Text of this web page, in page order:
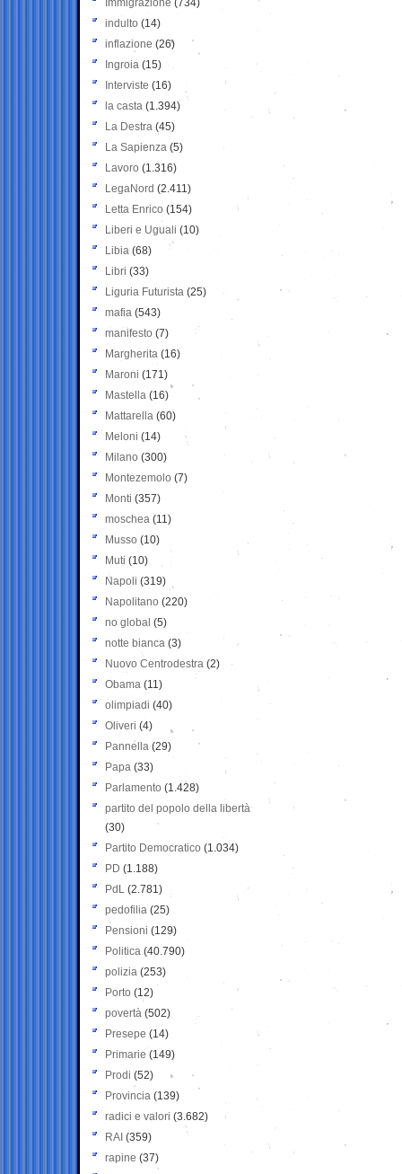
Immigrazione (734)
indulto (14)
inflazione (26)
Ingroia (15)
Interviste (16)
la casta (1.394)
La Destra (45)
La Sapienza (5)
Lavoro (1.316)
LegaNord (2.411)
Letta Enrico (154)
Liberi e Uguali (10)
Libia (68)
Libri (33)
Liguria Futurista (25)
mafia (543)
manifesto (7)
Margherita (16)
Maroni (171)
Mastella (16)
Mattarella (60)
Meloni (14)
Milano (300)
Montezemolo (7)
Monti (357)
moschea (11)
Musso (10)
Muti (10)
Napoli (319)
Napolitano (220)
no global (5)
notte bianca (3)
Nuovo Centrodestra (2)
Obama (11)
olimpiadi (40)
Oliveri (4)
Pannella (29)
Papa (33)
Parlamento (1.428)
partito del popolo della libertà
(30)
Partito Democratico (1.034)
PD (1.188)
PdL (2.781)
pedofilia (25)
Pensioni (129)
Politica (40.790)
polizia (253)
Porto (12)
povertà (502)
Presepe (14)
Primarie (149)
Prodi (52)
Provincia (139)
radici e valori (3.682)
RAI (359)
rapine (37)